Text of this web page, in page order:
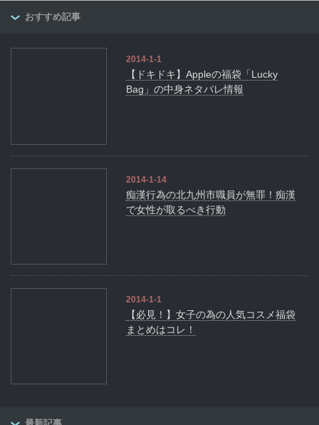
おすすめ記事
2014-1-1
【ドキドキ】Appleの福袋「Lucky
Bag」の中身ネタバレ情報
2014-1-14
痴漢行為の北九州市職員が無罪！痴漢
で女性が取るべき行動
2014-1-1
【必見！】女子の為の人気コスメ福袋
まとめはコレ！